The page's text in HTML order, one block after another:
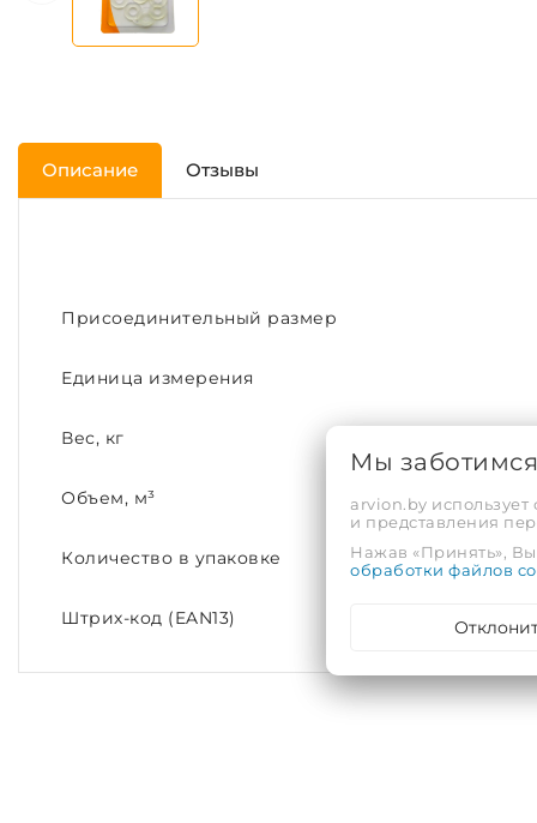
Описание Отзывы
Присоединительный размер
Единица измерения
Вес, кг
Объем, м³
Количество в упаковке
Штрих-код (EAN13)
Мы
arvion.by
и представления
Нажав «Принять», Вы
обработки файлов